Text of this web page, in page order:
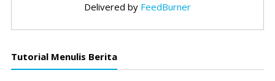
Delivered by FeedBurner
Tutorial Menulis Berita